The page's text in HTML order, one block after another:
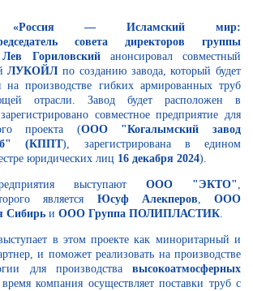
«Россия— Исламский мир:
совета директоров группы
Гориловскийанонсировал совместный
ЛУКОЙЛпо созданию завода, который будет
на производстве гибких армированных труб
отрасли. Завод будет расположен в
совместное предприятие для
проекта (ООО "Когалымский завод
(КППТ), зарегистрирована в едином
юридических лиц 16 декабря 2024).
выступают ООО "ЭКТО"
является Юсуф Алекперов ,ООО
Сибирь и ООО Группа ПОЛИПЛАСТИК
в этом проекте как миноритарный и
и поможет реализовать на производстве
для производства высокоатмосферных
компания осуществляет поставки труб с